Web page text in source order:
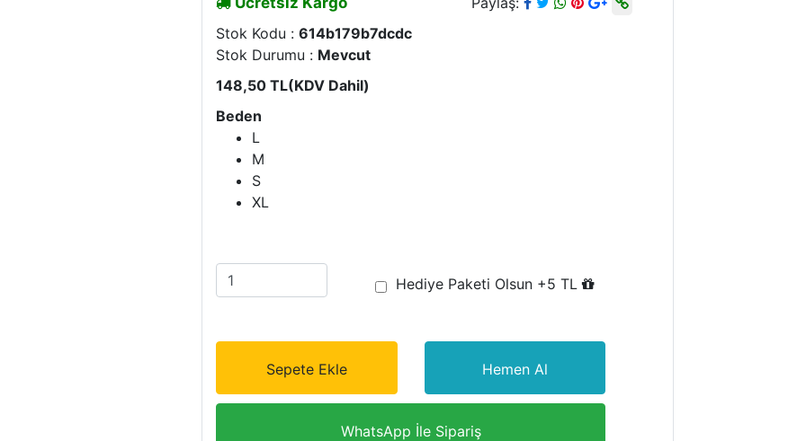
Stok Kodu : 614b179b7dcdc
Stok Durumu : Mevcut
148,50 TL(KDV Dahil)
Beden
L
M
S
XL
Hediye Paketi Olsun +5 TL
Sepete Ekle Hemen Al
WhatsApp İle Sipariş